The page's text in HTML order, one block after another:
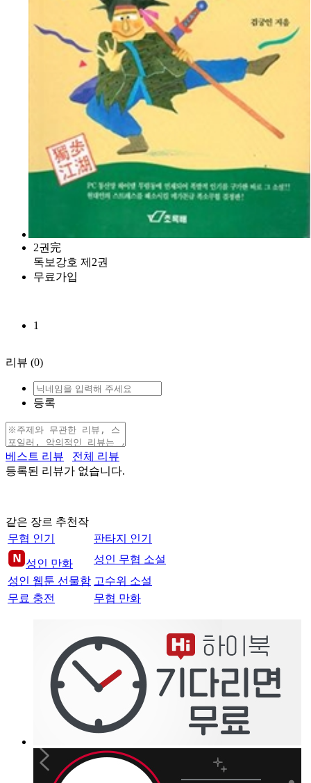
2권完
독보강호 제2권
무료가입
1
리뷰 (0)
등록
베스트 리뷰
전체 리뷰
등록된 리뷰가 없습니다.
같은 장르 추천작
무협 인기
판타지 인기
성인 만화
성인 무협 소설
성인 웹툰 선물함 고수위 소설
무료 충전
무협 만화